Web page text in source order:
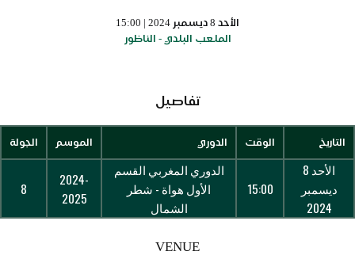
الأحد 8 ديسمبر 2024 | 15:00
الملعب البلدي - الناظور
تفاصيل
التاريخ الوقت الدوري الموسم الجولة
الأحد 8
ديسمبر
2024
15:00
الدوري المغربي القسم
الأول هواة - شطر
الشمال
2024-
2025
8
VENUE